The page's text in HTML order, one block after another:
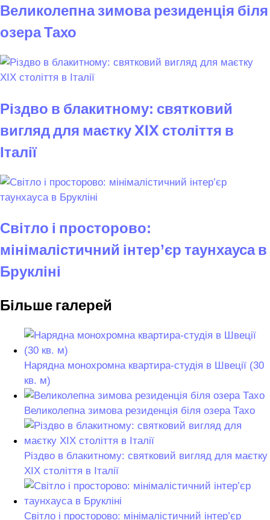
Великолепна зимова резиденція біля
озера Тахо
Різдво в блакитному: святковий
вигляд для маєтку XIX століття в
Італії
Світло і просторово:
мінімалістичний інтер’єр таунхауса в
Брукліні
Більше галерей
Нарядна монохромна квартира-студія в Швеції (30
кв. м)
Великолепна зимова резиденція біля озера Тахо
Різдво в блакитному: святковий вигляд для маєтку
XIX століття в Італії
Світло і просторово: мінімалістичний інтер’єр